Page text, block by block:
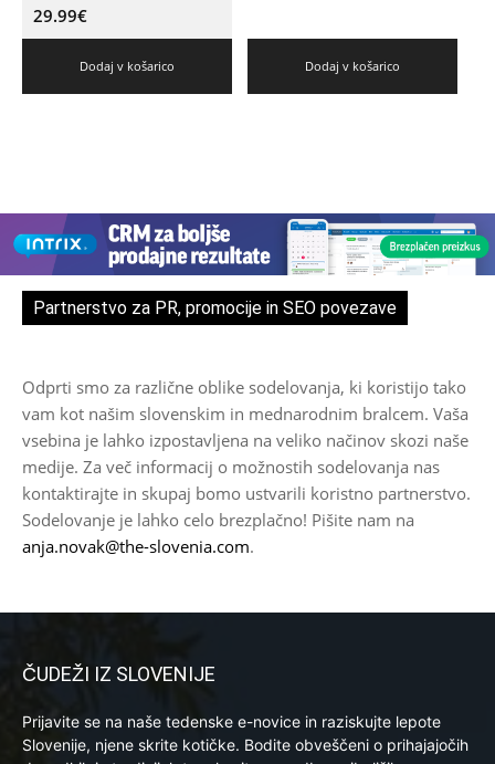
29.99€
Dodaj v košarico Dodaj v košarico
Partnerstvo za PR, promocije in SEO povezave
Odprti smo za različne oblike sodelovanja, ki koristijo tako
vam kot našim slovenskim in mednarodnim bralcem. Vaša
vsebina je lahko izpostavljena na veliko načinov skozi naše
medije. Za več informacij o možnostih sodelovanja nas
kontaktirajte in skupaj bomo ustvarili koristno partnerstvo.
Sodelovanje je lahko celo brezplačno! Pišite nam na
anja.novak@the-slovenia.com.
ČUDEŽI IZ SLOVENIJE
Prijavite se na naše tedenske e-novice in raziskujte lepote
Slovenije, njene skrite kotičke. Bodite obveščeni o prihajajočih